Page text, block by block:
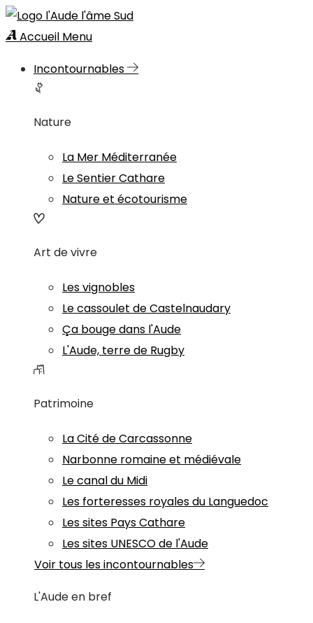
Accueil Menu
Incontournables
Nature
La Mer Méditerranée
Le Sentier Cathare
Nature et écotourisme
Art de vivre
Les vignobles
Le cassoulet de Castelnaudary
Ça bouge dans l'Aude
L'Aude, terre de Rugby
Patrimoine
La Cité de Carcassonne
Narbonne romaine et médiévale
Le canal du Midi
Les forteresses royales du Languedoc
Les sites Pays Cathare
Les sites UNESCO de l'Aude
Voir tous les incontournables
L'Aude en bref